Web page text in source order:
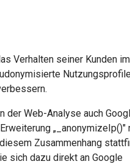
Verhalten seiner Kunden
Web-Analyse auch
Zusammenhang
sich dazu direkt an Google